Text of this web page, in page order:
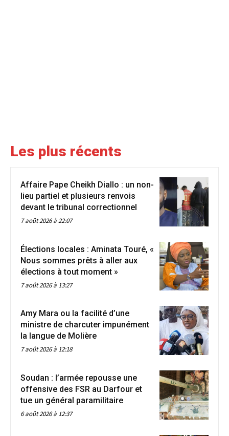
Les plus récents
Affaire Pape Cheikh Diallo : un non-
lieu partiel et plusieurs renvois
devant le tribunal correctionnel
7 août 2026 à 22:07
Élections locales : Aminata Touré, «
Nous sommes prêts à aller aux
élections à tout moment »
7 août 2026 à 13:27
Amy Mara ou la facilité d’une
ministre de charcuter impunément
la langue de Molière
7 août 2026 à 12:18
Soudan : l’armée repousse une
offensive des FSR au Darfour et
tue un général paramilitaire
6 août 2026 à 12:37